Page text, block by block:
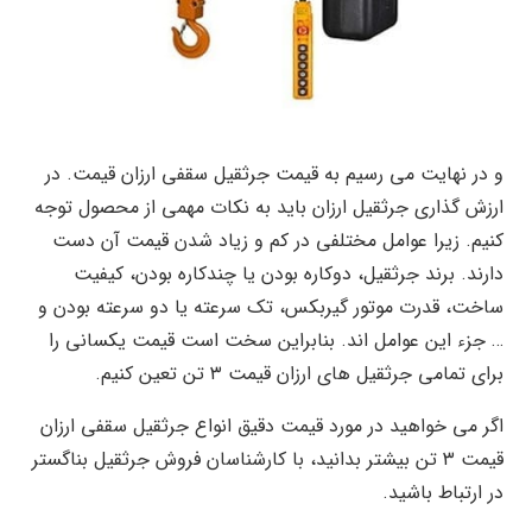
و در نهایت می رسیم به قیمت جرثقیل سقفی ارزان قیمت. در
ارزش گذاری جرثقیل ارزان باید به نکات مهمی از محصول توجه
کنیم. زیرا عوامل مختلفی در کم و زیاد شدن قیمت آن دست
دارند. برند جرثقیل، دوکاره بودن یا چندکاره بودن، کیفیت
ساخت، قدرت موتور گیربکس، تک سرعته یا دو سرعته بودن و
… جزء این عوامل اند. بنابراین سخت است قیمت یکسانی را
برای تمامی جرثقیل های ارزان قیمت ۳ تن تعین کنیم.
اگر می خواهید در مورد قیمت دقیق انواع جرثقیل سقفی ارزان
قیمت ۳ تن بیشتر بدانید، با کارشناسان فروش جرثقیل بناگستر
در ارتباط باشید.